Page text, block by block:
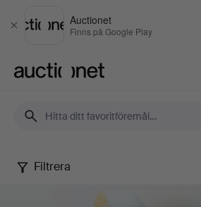
Stäng
Auctionet
Finns på Google Play
Samtida
Filtrera